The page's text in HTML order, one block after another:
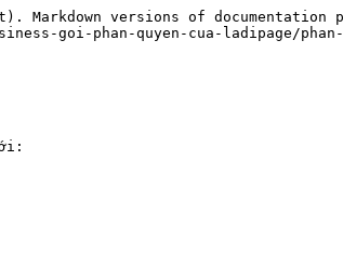
versions of documentation
goi-phan-quyen-cua-ladipage/phan-